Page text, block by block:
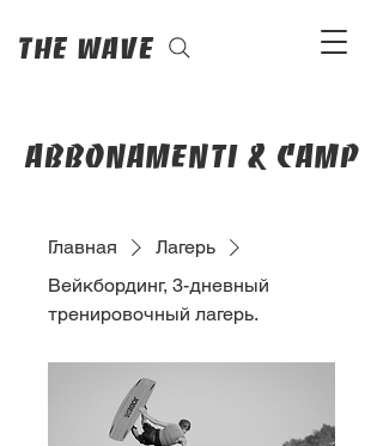
The Wave
abbonamenti & camp
Главная
Лагерь
Вейкбординг, 3-дневный
тренировочный лагерь.